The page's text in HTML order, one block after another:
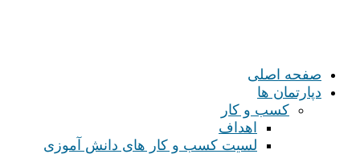
صفحه اصلی
دپارتمان ها
کسب و کار
اهداف
لسیت کسب و کار های دانش آموزی